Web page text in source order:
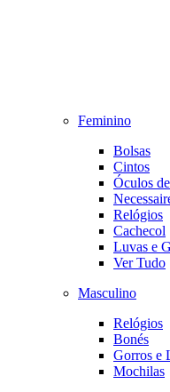
Feminino
Bolsas
Cintos
Óculos
Relógios
Cachecol
Luvas e
Ver Tudo
Masculino
Relógios
Bonés
Gorros e
Mochilas